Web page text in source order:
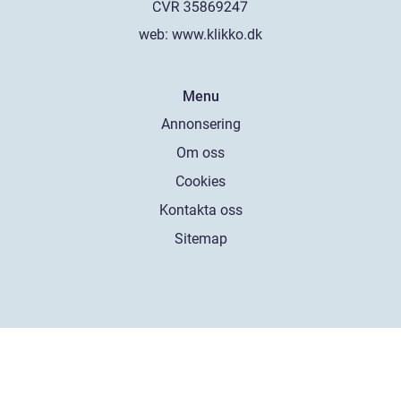
web: www.klikko.dk
Menu
Annonsering
Om oss
Cookies
Kontakta oss
Sitemap